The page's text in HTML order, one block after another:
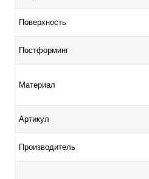
Поверхность
Постформинг
Материал
Артикул
Производитель